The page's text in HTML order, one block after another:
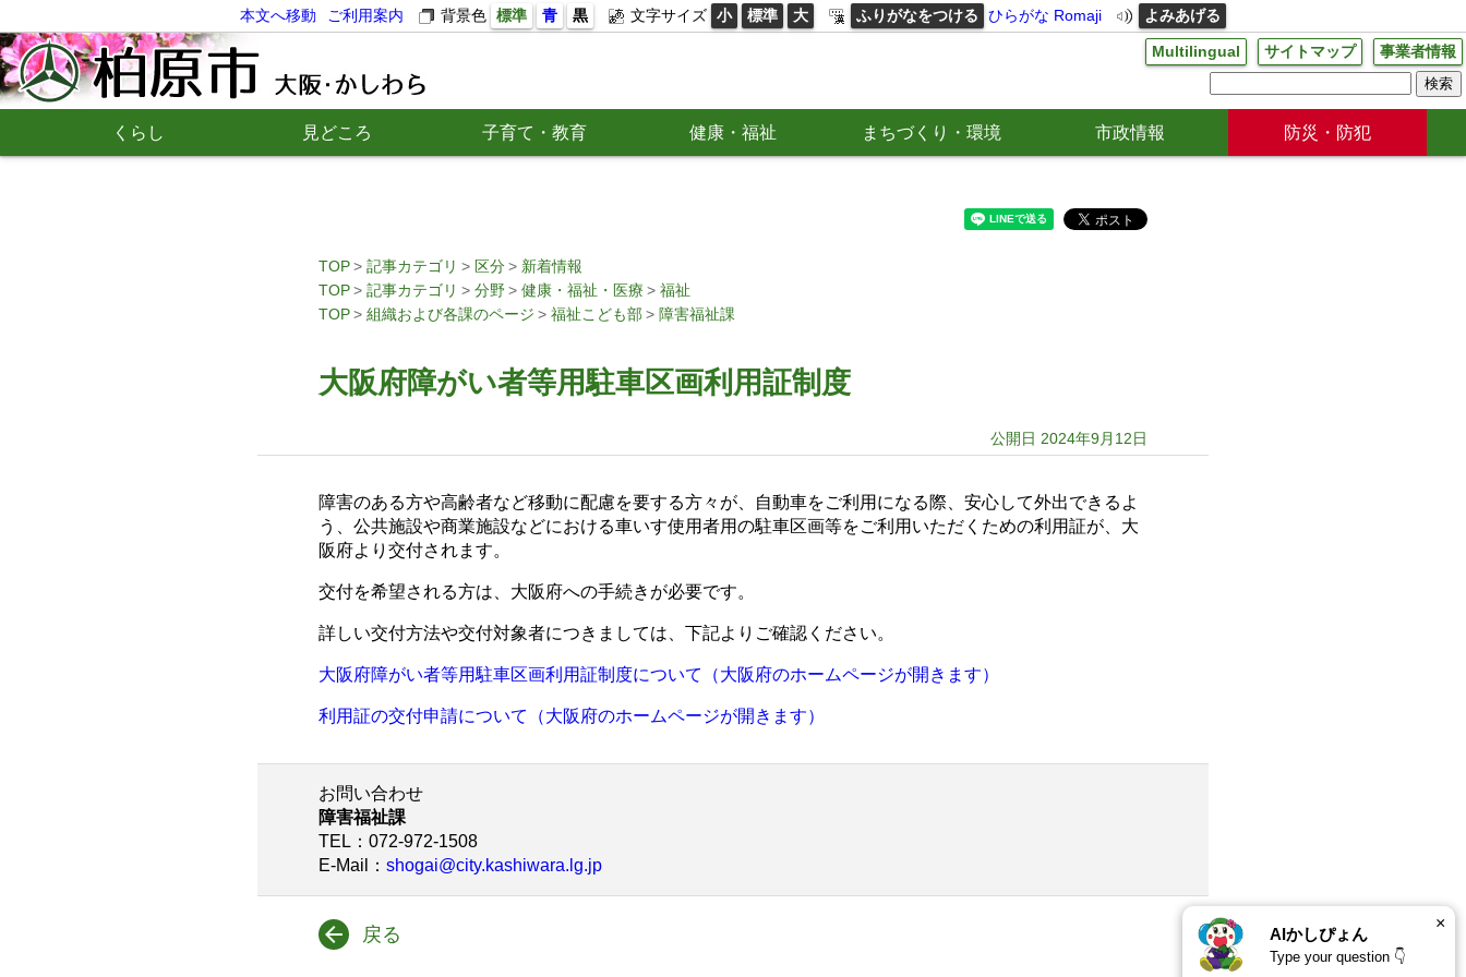
本文へ移動 ご利用案内 背景色 標準 青 黒 文字サイズ 小 標準 大 ふりがなをつける ひらがな Romaji よみあげる
Multilingual サイトマップ 事業者情報
くらし 見どころ 子育て・教育 健康・福祉 まちづくり・環境 市政情報 防災・防犯
TOP 記事カテゴリ 区分
新着情報
TOP
記事カテゴリ 分野 健康・福祉・医療
福祉
TOP
組織および各課のページ 福祉こども部 障害福祉課
大阪府障がい者等用駐車区画利用証制度
公開日 2024年9月12日
障害のある方や高齢者など移動に配慮を要する方々が、自動車をご利用になる際、安心して外出できるよ
う、公共施設や商業施設などにおける車いす使用者用の駐車区画等をご利用いただくための利用証が、大
阪府より交付されます。
交付を希望される方は、大阪府への手続きが必要です。
詳しい交付方法や交付対象者につきましては、下記よりご確認ください。
大阪府障がい者等用駐車区画利用証制度について（大阪府のホームページが開きます）
利用証の交付申請について（大阪府のホームページが開きます）
お問い合わせ
障害福祉課
TEL ：072-972-1508
E-Mail
： shogai@city.kashiwara.lg.jp
戻る AIかしぴょん
Type your question 👇
×